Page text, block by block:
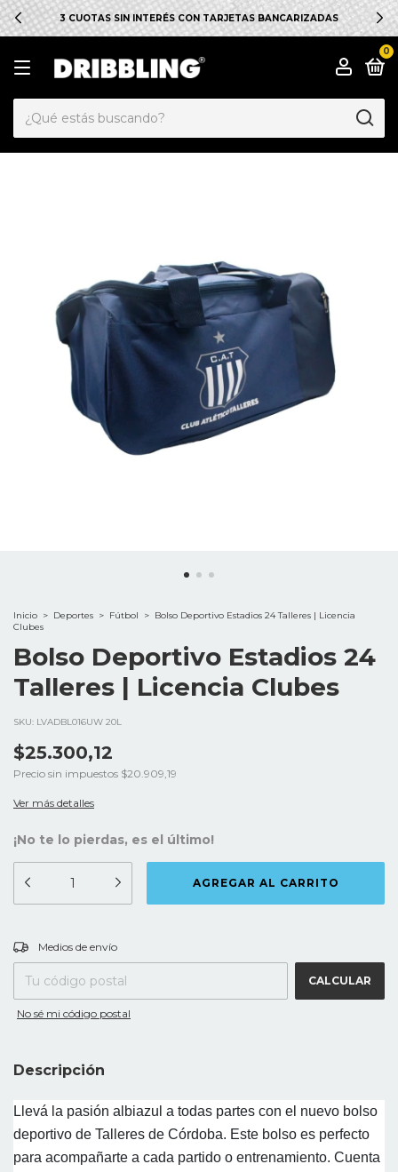
3 CUOTAS SIN INTERÉS CON TARJETAS BANCARIZADAS
0
Inicio > Deportes > Fútbol > Bolso Deportivo Estadios 24 Talleres | Licencia
Clubes
Bolso Deportivo Estadios 24
Talleres | Licencia Clubes
SKU: LVADBL016UW 20L
$25.300,12
Precio sin impuestos $20.909,19
Ver más detalles
¡No te lo pierdas, es el último!
Entregas para el CP:
Medios de envío
CALCULAR
No sé mi código postal
Descripción
Llevá la pasión albiazul a todas partes con el nuevo bolso
deportivo de Talleres de Córdoba. Este bolso es perfecto
para acompañarte a cada partido o entrenamiento. Cuenta